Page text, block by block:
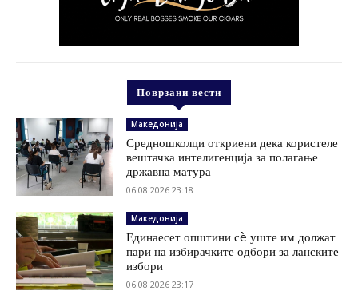
Поврзани вести
Македонија
Средношколци откриени дека користеле
вештачка интелигенција за полагање
државна матура
06.08.2026 23:18
Македонија
Единаесет општини сè уште им должат
пари на избирачките одбори за ланските
избори
06.08.2026 23:17